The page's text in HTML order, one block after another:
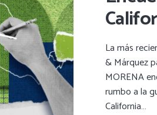
La más
& Márquez
MORENA
rumbo a la
California…